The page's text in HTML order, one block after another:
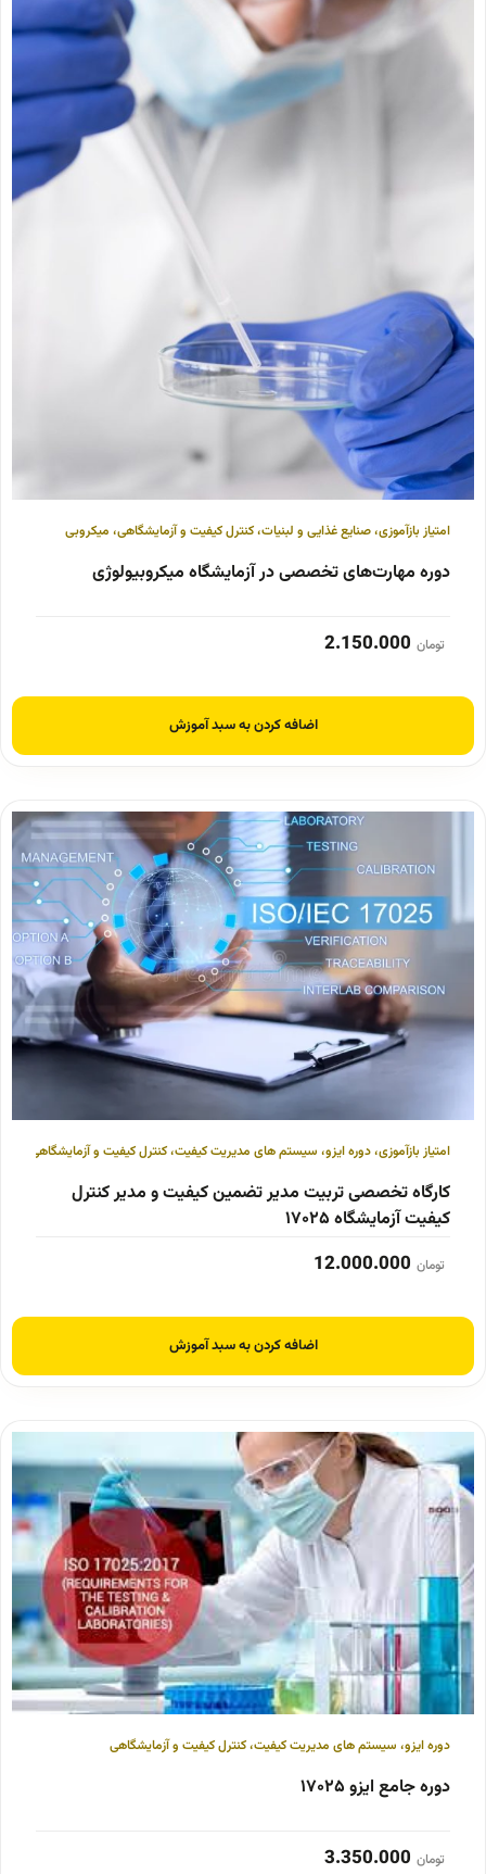
امتیاز بازآموزی،صنایع غذایی و لبنیات،کنترل کیفیت و آزمایشگاهی، میکروبی
دوره مهارت‌های تخصصی در آزمایشگاه میکروبیولوژی
تومان 2.150.000
اضافه کردن به سبد آموزش
امتیاز بازآموزی،دوره ایزو، سیستم های مدیریت کیفیت،کنترل کیفیت و آزمایشگاهی
کارگاه تخصصی تربیت مدیر تضمین کیفیت و مدیر کنترل
کیفیت آزمایشگاه ۱۷۰۲۵
تومان 12.000.000
اضافه کردن به سبد آموزش
دوره ایزو، سیستم های مدیریت کیفیت،کنترل کیفیت و آزمایشگاهی
دوره جامع ایزو ۱۷۰۲۵
تومان 3.350.000